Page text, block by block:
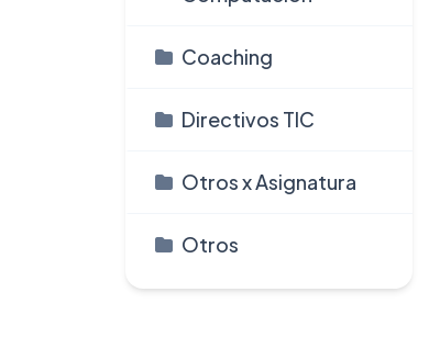
Coaching
Directivos TIC
Otros x Asignatura
Otros